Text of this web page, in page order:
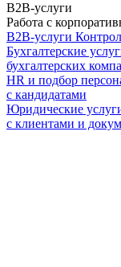
B2B-услуги
Работа с
B2B-услуги
Бухгалтерские
бухгалтерских
HR и подбор
с кандидатами
Юридические
с клиентами и